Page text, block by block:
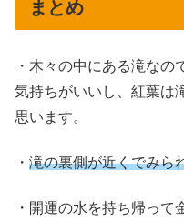
まとめ
・木々の中にある滝な
気持ちがいいし、紅葉は
思います。
・ 滝の裏側が近くでみら
・開運の水を持ち帰っ